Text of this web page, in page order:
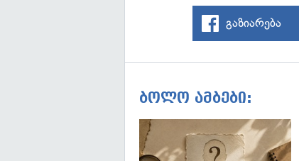
გაზიარება
ბოლო ამბები: